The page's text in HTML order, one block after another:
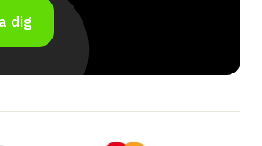
dig